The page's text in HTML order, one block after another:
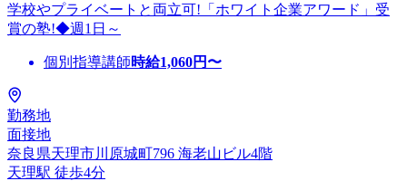
学校やプライベートと両立可!「ホワイト企業アワード」受
賞の塾!◆週1日～
個別指導講師時給1,060円〜
勤務地
面接地
奈良県天理市川原城町796 海老山ビル4階
天理駅 徒歩4分